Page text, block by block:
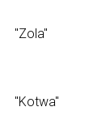
"Zola"
"Kotwa"